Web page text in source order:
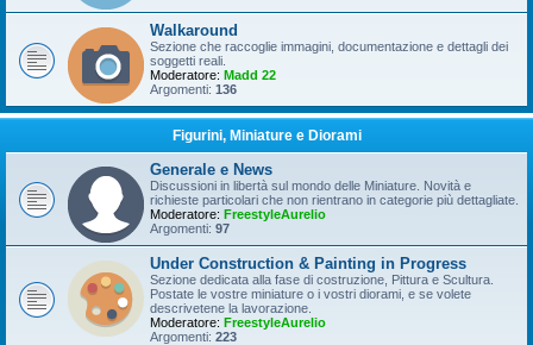
Walkaround
Sezione che raccoglie immagini, documentazione e dettagli dei
soggetti reali.
Moderatore: Madd 22
Argomenti: 136
Figurini, Miniature e Diorami
Generale e News
Discussioni in libertà sul mondo delle Miniature. Novità e
richieste particolari che non rientrano in categorie più dettagliate.
Moderatore: FreestyleAurelio
Argomenti: 97
Under Construction & Painting in Progress
Sezione dedicata alla fase di costruzione, Pittura e Scultura.
Postate le vostre miniature o i vostri diorami, e se volete
descrivetene la lavorazione.
Moderatore: FreestyleAurelio
Argomenti: 223